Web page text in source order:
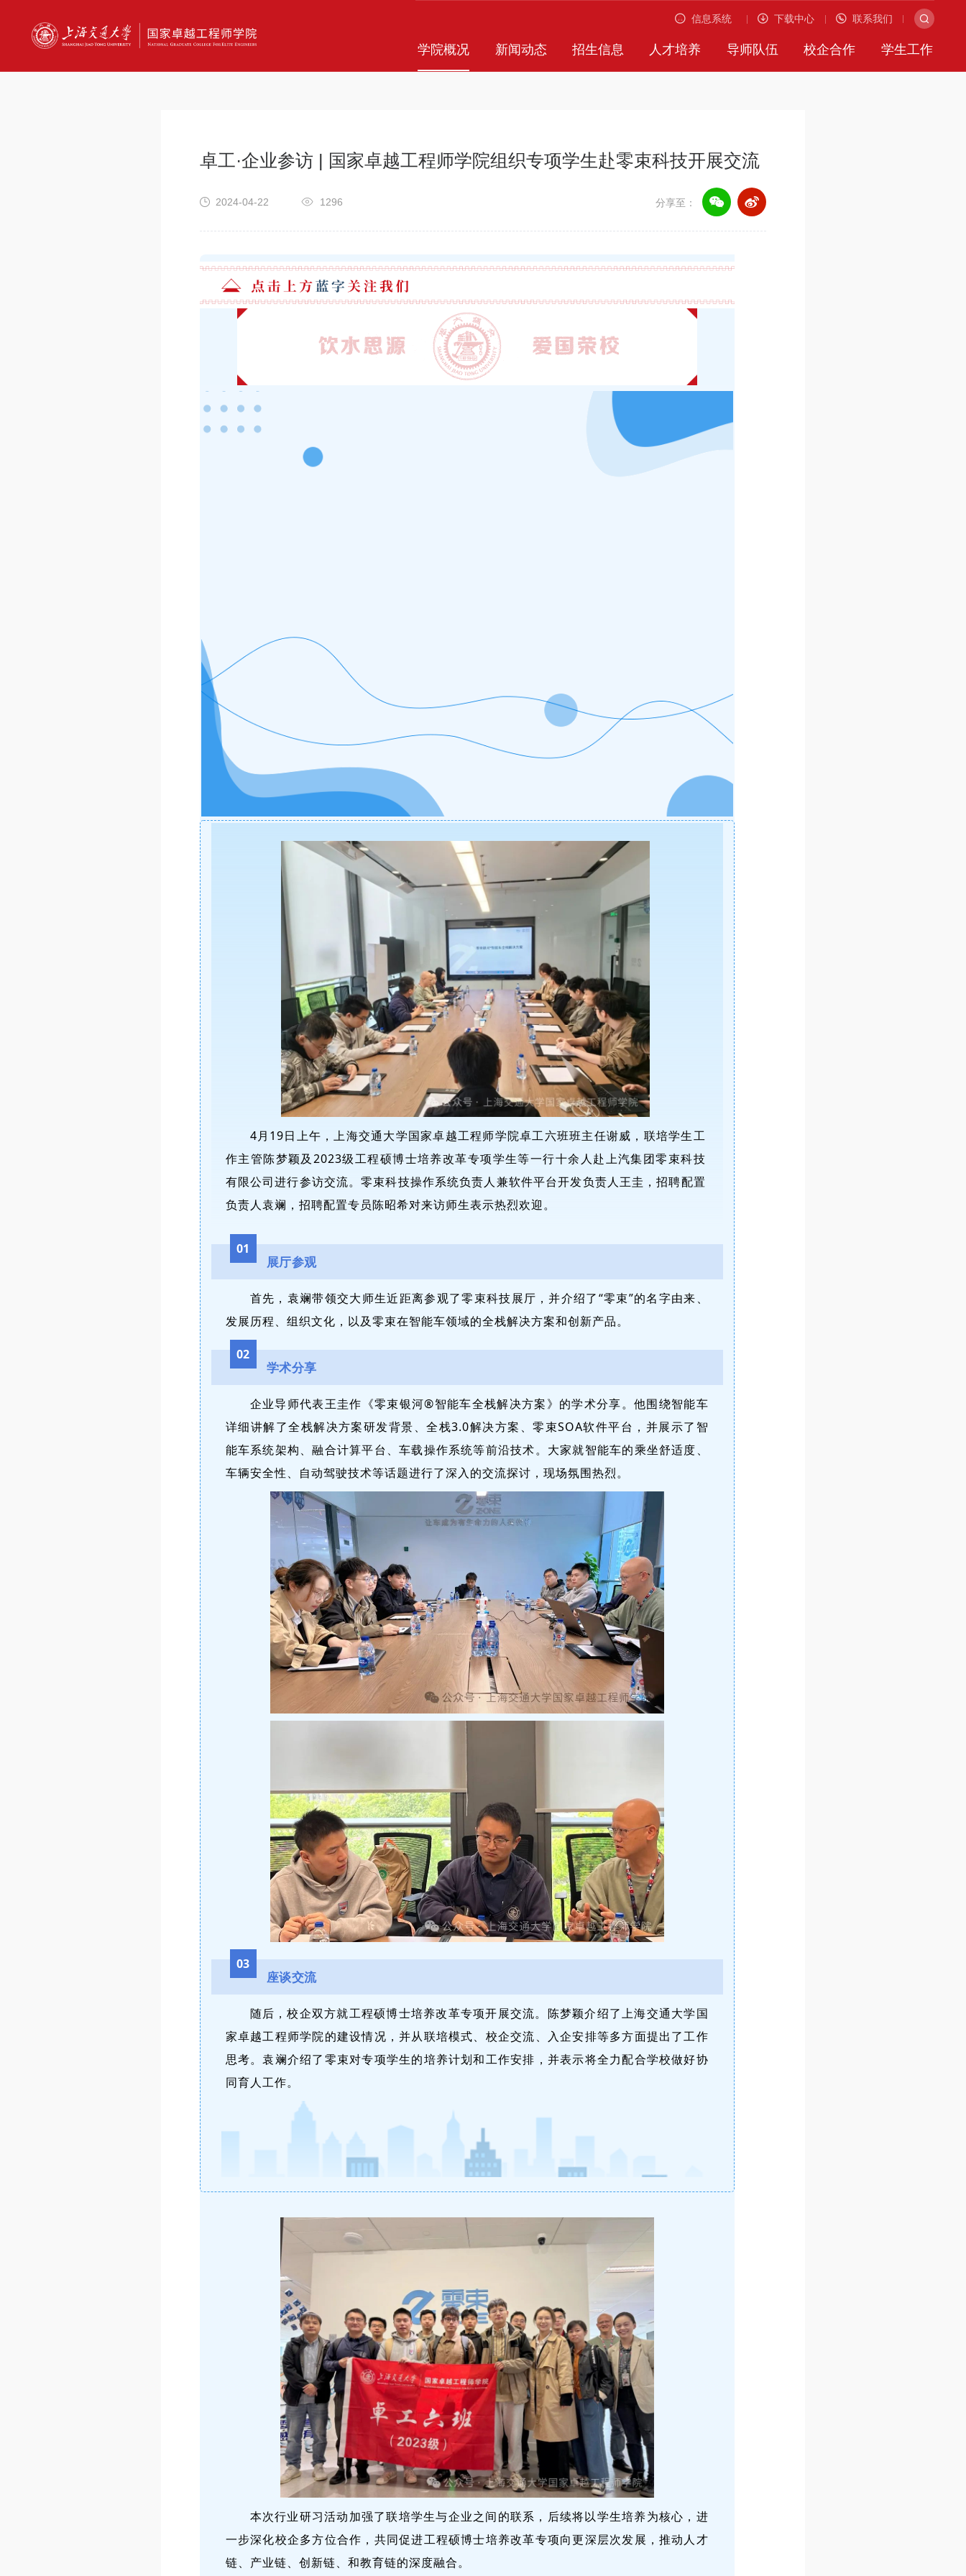
信息系统 下载中心 联系我们
学院概况 新闻动态 招生信息 人才培养 导师队伍 校企合作 学生工作
卓工·企业参访 | 国家卓越工程师学院组织专项学生赴零束科技开展交流
2024-04-22 1296 分享至：
探秘全栈
智启银河
4月19日上午，上海交通大学国家卓越工程师学院卓工六班班主任谢威，联培学生工
作主管陈梦颖及2023级工程硕博士培养改革专项学生等一行十余人赴上汽集团零束科技
有限公司进行参访交流。零束科技操作系统负责人兼软件平台开发负责人王圭，招聘配置
负责人袁斓，招聘配置专员陈昭希对来访师生表示热烈欢迎。
01
展厅参观
首先，袁斓带领交大师生近距离参观了零束科技展厅，并介绍了“零束”的名字由来、
发展历程、组织文化，以及零束在智能车领域的全栈解决方案和创新产品。
02
学术分享
企业导师代表王圭作《零束银河®智能车全栈解决方案》的学术分享。他围绕智能车
详细讲解了全栈解决方案研发背景、全栈3.0解决方案、零束SOA软件平台，并展示了智
能车系统架构、融合计算平台、车载操作系统等前沿技术。大家就智能车的乘坐舒适度、
车辆安全性、自动驾驶技术等话题进行了深入的交流探讨，现场氛围热烈。
03
座谈交流
随后，校企双方就工程硕博士培养改革专项开展交流。陈梦颖介绍了上海交通大学国
家卓越工程师学院的建设情况，并从联培模式、校企交流、入企安排等多方面提出了工作
思考。袁斓介绍了零束对专项学生的培养计划和工作安排，并表示将全力配合学校做好协
同育人工作。
本次行业研习活动加强了联培学生与企业之间的联系，后续将以学生培养为核心，进
一步深化校企多方位合作，共同促进工程硕博士培养改革专项向更深层次发展，推动人才
链、产业链、创新链、和教育链的深度融合。